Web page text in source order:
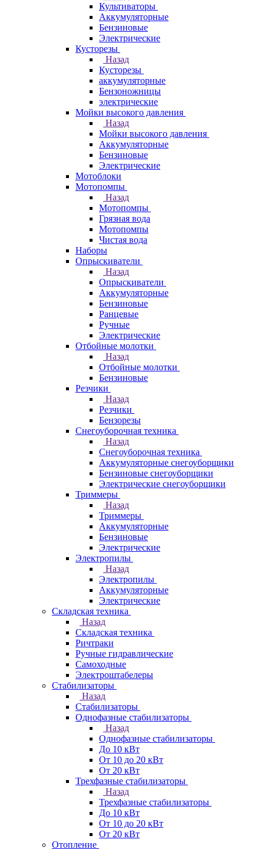
Культиваторы
Аккумуляторные
Бензиновые
Электрические
Кусторезы
Назад
Кусторезы
аккумуляторные
Бензоножницы
электрические
Мойки высокого давления
Назад
Мойки высокого давления
Аккумуляторные
Бензиновые
Электрические
Мотоблоки
Мотопомпы
Назад
Мотопомпы
Грязная вода
Мотопомпы
Чистая вода
Наборы
Опрыскиватели
Назад
Опрыскиватели
Аккумуляторные
Бензиновые
Ранцевые
Ручные
Электрические
Отбойные молотки
Назад
Отбойные молотки
Бензиновые
Резчики
Назад
Резчики
Бензорезы
Снегоуборочная техника
Назад
Снегоуборочная техника
Аккумуляторные снегоуборщики
Бензиновые снегоуборщики
Электрические снегоуборщики
Триммеры
Назад
Триммеры
Аккумуляторные
Бензиновые
Электрические
Электропилы
Назад
Электропилы
Аккумуляторные
Электрические
Складская техника
Назад
Складская техника
Ричтраки
Ручные гидравлические
Самоходные
Электроштабелеры
Стабилизаторы
Назад
Стабилизаторы
Однофазные стабилизаторы
Назад
Однофазные стабилизаторы
До 10 кВт
От 10 до 20 кВт
От 20 кВт
Трехфазные стабилизаторы
Назад
Трехфазные стабилизаторы
До 10 кВт
От 10 до 20 кВт
От 20 кВт
Отопление